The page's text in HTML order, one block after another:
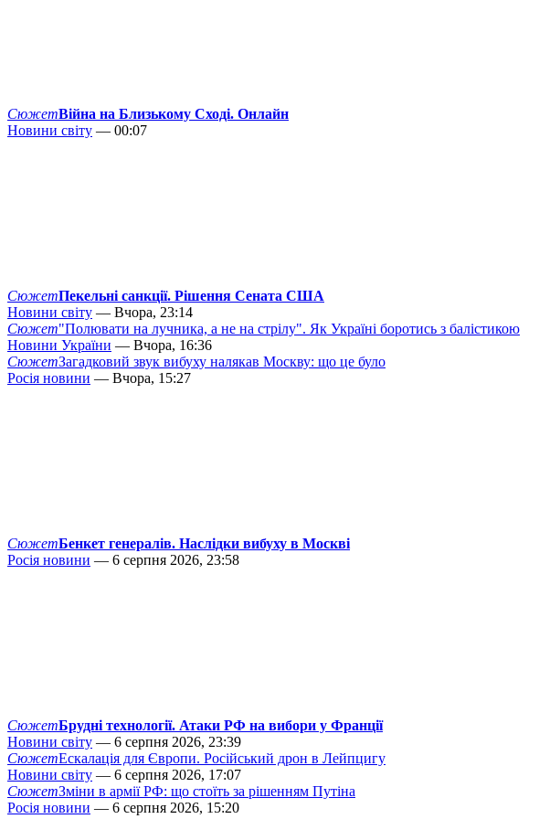
СюжетВійна на Близькому Сході. Онлайн
Новини світу — 00:07
СюжетПекельні санкції. Рішення Сената США
Новини світу — Вчора, 23:14
Сюжет"Полювати на лучника, а не на стрілу". Як Україні боротись з балістикою
Новини України — Вчора, 16:36
СюжетЗагадковий звук вибуху налякав Москву: що це було
Росія новини — Вчора, 15:27
СюжетБенкет генералів. Наслідки вибуху в Москві
Росія новини — 6 серпня 2026, 23:58
СюжетБрудні технології. Атаки РФ на вибори у Франції
Новини світу — 6 серпня 2026, 23:39
СюжетЕскалація для Європи. Російський дрон в Лейпцигу
Новини світу — 6 серпня 2026, 17:07
СюжетЗміни в армії РФ: що стоїть за рішенням Путіна
Росія новини — 6 серпня 2026, 15:20